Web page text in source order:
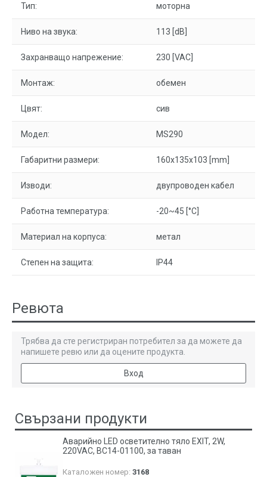
Тип: моторна
Ниво на звука: 113 [dB]
Захранващо напрежение: 230 [VAC]
Монтаж: обемен
Цвят: сив
Модел: MS290
Габаритни размери: 160x135x103 [mm]
Изводи: двупроводен кабел
Работна температура: -20~45 [°C]
Материал на корпуса: метал
Степен на защита: IP44
Ревюта
Трябва да сте регистриран потребител за да можете да
напишете ревю или да оцените продукта.
Вход
Свързани продукти
Аварийно LED осветително тяло EXIT, 2W,
220VAC, BC14-01100, за таван
Каталожен номер: 3168